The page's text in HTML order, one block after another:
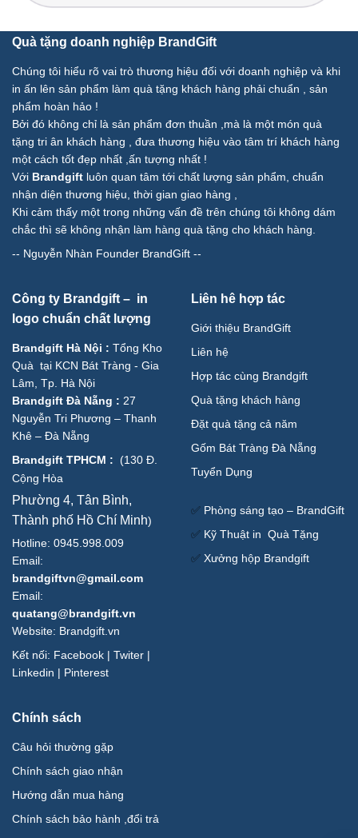
Quà tặng doanh nghiệp BrandGift
Chúng tôi hiểu rõ vai trò thương hiệu đối với doanh nghiệp và khi
in ấn lên sản phẩm làm quà tặng khách hàng phải chuẩn , sản
phẩm hoàn hảo !
Bởi đó không chỉ là sản phẩm đơn thuần ,mà là một món quà
tặng tri ân khách hàng , đưa thương hiệu vào tâm trí khách hàng
một cách tốt đẹp nhất ,ấn tượng nhất !
Với Brandgift luôn quan tâm tới chất lượng sản phẩm, chuẩn
nhận diện thương hiệu, thời gian giao hàng ,
Khi cảm thấy một trong những vấn đề trên chúng tôi không dám
chắc thì sẽ không nhận làm hàng quà tặng cho khách hàng.
-- Nguyễn Nhàn Founder BrandGift --
Công ty Brandgift – in
logo chuẩn chất lượng
Brandgift Hà Nội : Tổng Kho
Quà tại KCN Bát Tràng - Gia
Lâm, Tp. Hà Nội
Brandgift Đà Nẵng : 27
Nguyễn Tri Phương – Thanh
Khê – Đà Nẵng
Brandgift TPHCM : (130 Đ.
Cộng Hòa
Phường 4, Tân Bình,
Thành phố Hồ Chí Minh)
Hotline: 0945.998.009
Email:
brandgiftvn@gmail.com
Email:
quatang@brandgift.vn
Website: Brandgift.vn
Kết nối: Facebook | Twiter |
Linkedin | Pinterest
Liên hê hợp tác
Giới thiệu BrandGift
Liên hệ
Hợp tác cùng Brandgift
Quà tặng khách hàng
Đặt quà tặng cả năm
Gốm Bát Tràng Đà Nẵng
Tuyển Dụng
✅ Phòng sáng tạo – BrandGift
✅ Kỹ Thuật in Quà Tặng
✅ Xưởng hộp Brandgift
Chính sách
Câu hỏi thường gặp
Chính sách giao nhận
Hướng dẫn mua hàng
Chính sách bảo hành ,đổi trả